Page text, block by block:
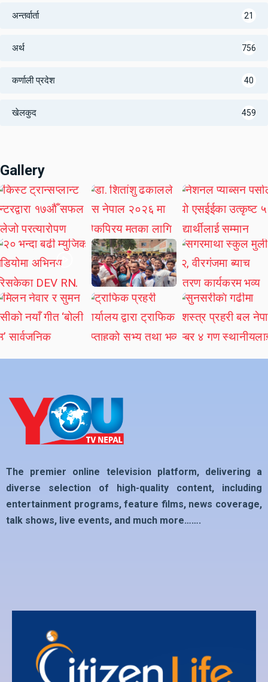
अन्तर्वार्ता 21
अर्थ 756
कर्णाली प्रदेश 40
खेलकुद 459
Gallery
The premier online television platform, delivering a
diverse selection of high-quality content, including
entertainment programs, feature films, news coverage,
talk shows, live events, and much more…….